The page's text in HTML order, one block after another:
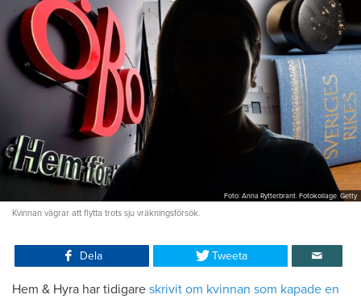
Foto: Anna Rytterbrant. Fotokollage. Getty
Kvinnan vägrar att flytta trots sju vräkningsförsök.
Dela Tweeta
Hem & Hyra har tidigare skrivit om kvinnan som kapade en